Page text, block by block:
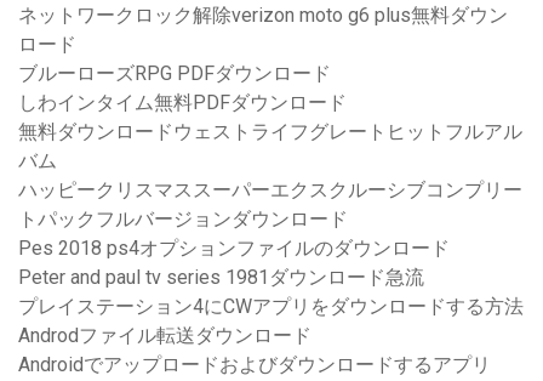
ネットワークロック解除verizon moto g6 plus無料ダウン
ロード
ブルーローズRPG PDFダウンロード
しわインタイム無料PDFダウンロード
無料ダウンロードウェストライフグレートヒットフルアル
バム
ハッピークリスマススーパーエクスクルーシブコンプリー
トパックフルバージョンダウンロード
Pes 2018 ps4オプションファイルのダウンロード
Peter and paul tv series 1981ダウンロード急流
プレイステーション4にCWアプリをダウンロードする方法
Androdファイル転送ダウンロード
Androidでアップロードおよびダウンロードするアプリ